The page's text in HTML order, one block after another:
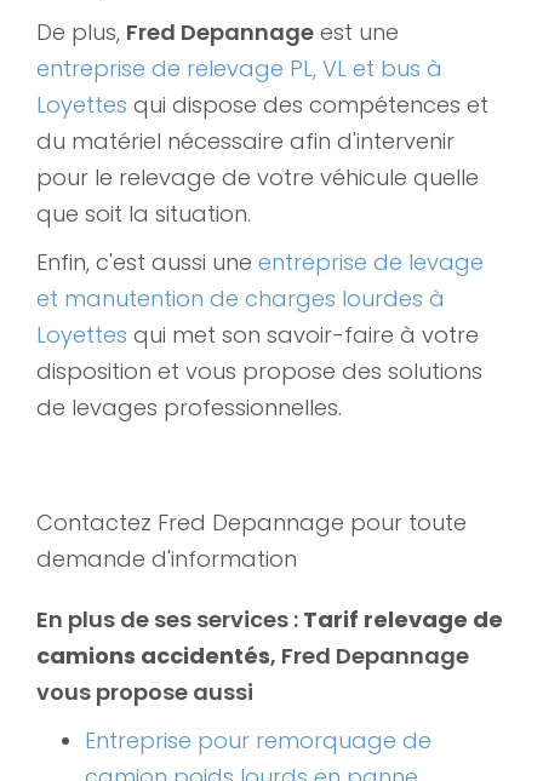
De plus, Fred Depannage est une
entreprise de relevage PL, VL et bus à
Loyettes qui dispose des compétences et
du matériel nécessaire afin d'intervenir
pour le relevage de votre véhicule quelle
que soit la situation.
Enfin, c'est aussi une entreprise de levage
et manutention de charges lourdes à
Loyettes qui met son savoir-faire à votre
disposition et vous propose des solutions
de levages professionnelles.
Contactez Fred Depannage pour toute
demande d'information
En plus de ses services : Tarif relevage de
camions accidentés, Fred Depannage
vous propose aussi
Entreprise pour remorquage de